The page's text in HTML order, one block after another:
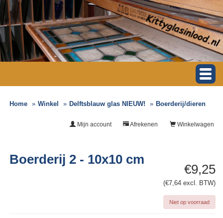
Home Winkel Delftsblauw glas NIEUW! Boerderij/dieren
Winkelwagen
Afrekenen
Mijn account
€9,25
(€7,64 excl. BTW)
Niet op voorraad
Boerderij 2 - 10x10 cm